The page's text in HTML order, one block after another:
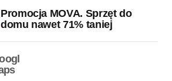
Promocja MOVA. Sprzęt do
domu nawet 71% taniej